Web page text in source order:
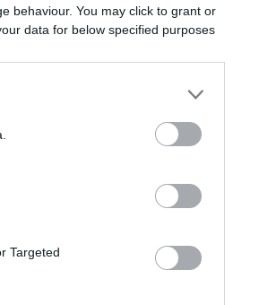
behaviour. You may click to grant or
data for below specified purposes
Targeted
ανόδου στα καύσιμα: Πού
πλέον οι τιμές σε
το Flash.gr